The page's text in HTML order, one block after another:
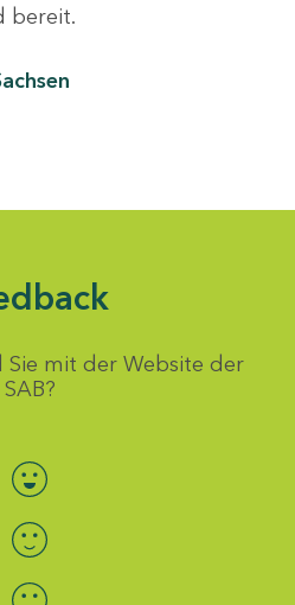
bereit.
mit der Website der
SAB?
Bewertung auswählen